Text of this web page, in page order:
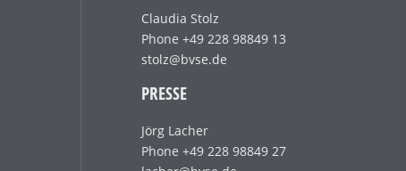
Claudia Stolz
Phone +49 228 98849 13
stolz@bvse.de
PRESSE
Jörg Lacher
Phone +49 228 98849 27